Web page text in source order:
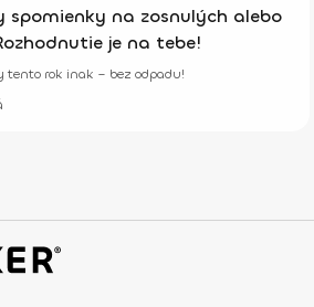
spomienky na zosnulých alebo
je na tebe!
tento rok inak – bez odpadu!